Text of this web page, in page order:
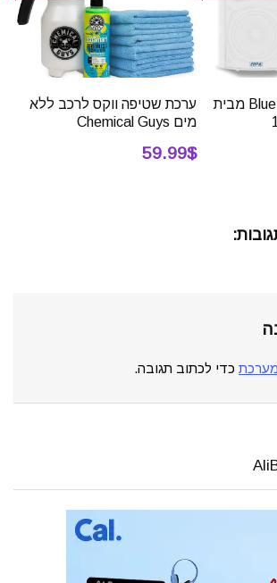
זוג רמקולים Bluetooth מבית
ערכת שטיפה ווקס לרכב ללא
מים Chemical Guys
59.99$
כדי לכתוב תגובה.